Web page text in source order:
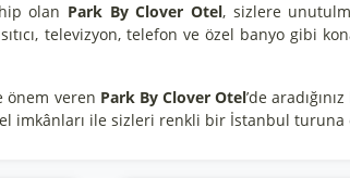
olan Park By Clover Otel, sizlere
televizyon, telefon ve özel banyo gibi
önem veren Park By Clover Otel’de
imkânları ile sizleri renkli bir İstanbul turuna